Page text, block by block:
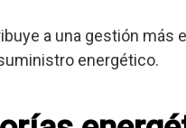
a una gestión más
energético.